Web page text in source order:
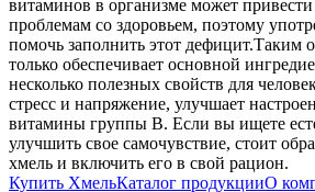
витаминов в организме может
проблемам со здоровьем, поэтому
помочь заполнить этот дефицит.Таким
только обеспечивает основной
несколько полезных свойств для
стресс и напряжение, улучшает
витамины группы В. Если вы ищете
улучшить свое самочувствие, стоит
хмель и включить его в свой рацион.
Купить ХмельКаталог продукцииО